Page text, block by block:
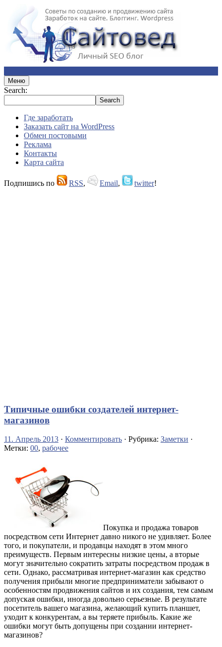
Меню
Search:
Где заработать
Заказать сайт на WordPress
Обмен постовыми
Реклама
Контакты
Карта сайта
Подпишись по RSS, Email, twitter!
Типичные ошибки создателей интернет-
магазинов
11. Апрель 2013 · Комментировать · Рубрика: Заметки ·
Метки: 00, рабочее
Покупка и продажа товаров
посредством сети Интернет давно никого не удивляет. Более
того, и покупатели, и продавцы находят в этом много
преимуществ. Первым интересны низкие цены, а вторые
могут значительно сократить затраты посредством продаж в
сети. Однако, рассматривая интернет-магазин как средство
получения прибыли многие предприниматели забывают о
особенностям продвижения сайтов и их создания, тем самым
допуская ошибки, иногда довольно серьезные. В результате
посетитель вашего магазина, желающий купить планшет,
уходит к конкурентам, а вы теряете прибыль. Какие же
ошибки могут быть допущены при создании интернет-
магазинов?